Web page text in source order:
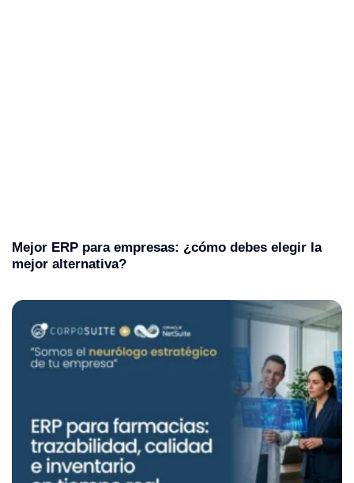
Mejor ERP para empresas: ¿cómo debes elegir la
mejor alternativa?